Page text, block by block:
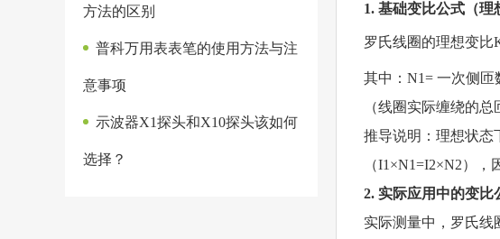
1. 基础变比公式（理
罗氏线圈的理想变比
其中： N1= 一次侧匝
（线圈实际缠绕的总
推导说明：理想状态
（I1×N1=I2×N2），
2. 实际应用中的变比
实际测量中，罗氏线
方法的区别
普科万用表表笔的使用方法与注
意事项
示波器X1探头和X10探头该如何
选择？